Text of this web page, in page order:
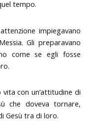
tempo.
impiegavano
Gli preparavano
come se egli fosse
con un’attitudine di
che doveva tornare,
Gesù tra di loro.